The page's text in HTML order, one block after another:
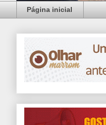
Página inicial